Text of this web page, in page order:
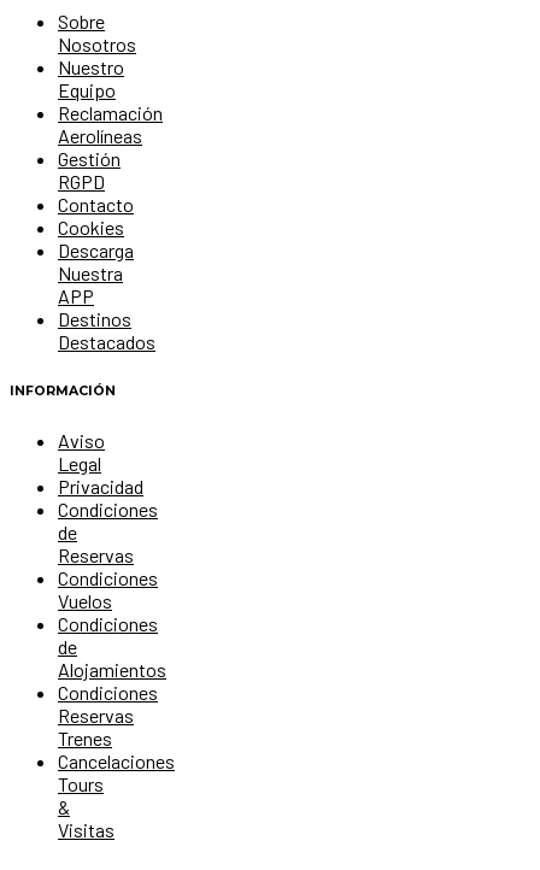
Sobre
Nosotros
Nuestro
Equipo
Reclamación
Aerolíneas
Gestión
RGPD
Contacto
Cookies
Descarga
Nuestra
APP
Destinos
Destacados
INFORMACIÓN
Aviso
Legal
Privacidad
Condiciones
de
Reservas
Condiciones
Vuelos
Condiciones
de
Alojamientos
Condiciones
Reservas
Trenes
Cancelaciones
Tours
&
Visitas